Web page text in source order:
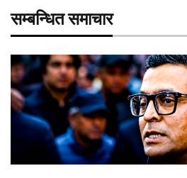
सम्बन्धित समाचार